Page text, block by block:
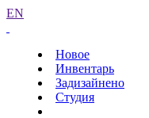
EN
Новое
Инвентарь
Задизайнено
Студия